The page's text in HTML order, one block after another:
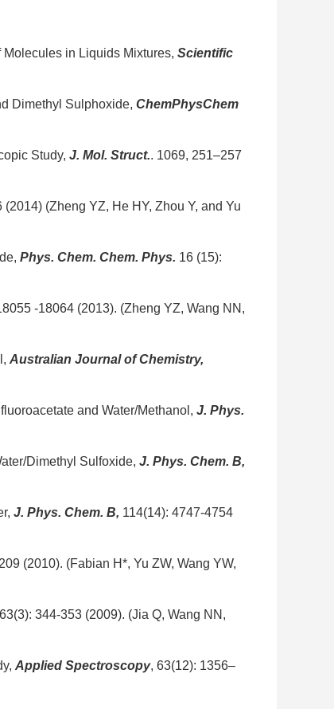
in Liquids Mixtures, Scientific
Dimethyl Sulphoxide, ChemPhysChem
Study, J. Mol. Struct.. 1069, 251–257
(2014) (Zheng YZ, He HY, Zhou Y, and Yu
Phys. Chem. Chem. Phys. 16 (15):
-18064 (2013). (Zheng YZ, Wang NN,
Australian Journal of Chemistry,
and Water/Methanol, J. Phys.
Dimethyl Sulfoxide, J. Phys. Chem. B,
J. Phys. Chem. B, 114(14): 4747-4754
(2010). (Fabian H*, Yu ZW, Wang YW,
63(3): 344-353 (2009). (Jia Q, Wang NN,
Applied Spectroscopy, 63(12): 1356–